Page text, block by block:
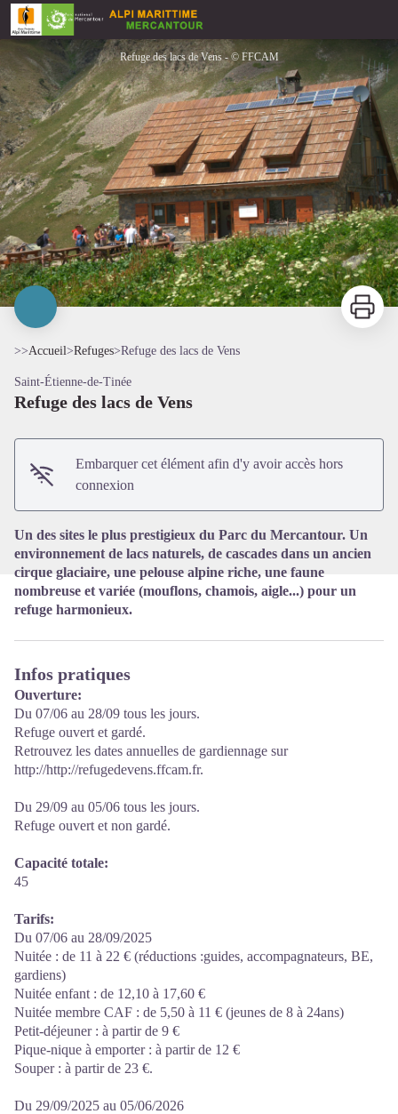
Refuge des lacs de Vens
Refuge des lacs de Vens - © FFCAM
Imprimer
>>Accueil>Refuges>Refuge des lacs de Vens
Saint-Étienne-de-Tinée
Refuge des lacs de Vens
Embarquer cet élément afin d'y avoir accès hors
connexion
Un des sites le plus prestigieux du Parc du Mercantour. Un
environnement de lacs naturels, de cascades dans un ancien
cirque glaciaire, une pelouse alpine riche, une faune
nombreuse et variée (mouflons, chamois, aigle...) pour un
refuge harmonieux.
Infos pratiques
Ouverture:
Du 07/06 au 28/09 tous les jours.
Refuge ouvert et gardé.
Retrouvez les dates annuelles de gardiennage sur
http://http://refugedevens.ffcam.fr.
Du 29/09 au 05/06 tous les jours.
Refuge ouvert et non gardé.
Capacité totale:
45
Tarifs:
Du 07/06 au 28/09/2025
Nuitée : de 11 à 22 € (réductions :guides, accompagnateurs, BE,
gardiens)
Nuitée enfant : de 12,10 à 17,60 €
Nuitée membre CAF : de 5,50 à 11 € (jeunes de 8 à 24ans)
Petit-déjeuner : à partir de 9 €
Pique-nique à emporter : à partir de 12 €
Souper : à partir de 23 €.
Du 29/09/2025 au 05/06/2026